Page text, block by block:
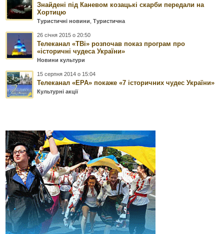
Знайдені під Каневом козацькі скарби передали на
Хортицю
Туристичні новини ,Туристична
26 січня 2015 о 20:50
Телеканал «ТВі» розпочав показ програм про
«історичні чудеса України»
Новини культури
15 серпня 2014 о 15:04
Телеканал «ЕРА» покаже «7 історичних чудес України»
Культурні акції